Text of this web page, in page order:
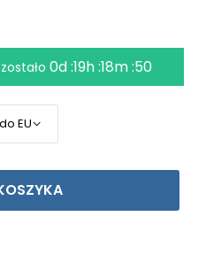
0d :19h :18m :49